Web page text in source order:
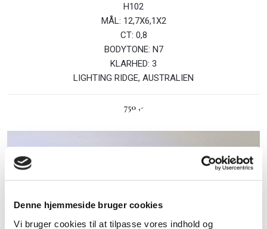
Denne hjemmeside bruger cookies
Vi bruger cookies til at tilpasse vores indhold og
​H102
MÅL: 12,7X6,1X2
CT: 0,8
BODYTONE: N7
KLARHED: 3
LIGHTING RIDGE, AUSTRALIEN
750 ,-​